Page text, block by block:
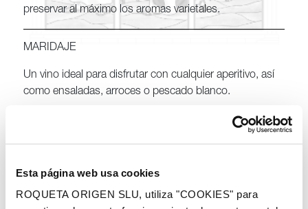
Esta página web usa cookies
ROQUETA ORIGEN SLU, utiliza "COOKIES" para
preservar al máximo los aromas varietales.
MARIDAJE
Un vino ideal para disfrutar con cualquier aperitivo, así
como ensaladas, arroces o pescado blanco.